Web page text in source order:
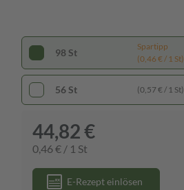
98 St
Spartipp
(0,46 € / 1 St)
56 St (0,57 € / 1 St)
44,82 €
0,46 € / 1 St
E-Rezept einlösen